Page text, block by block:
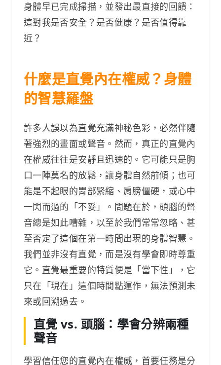
身體早已完成掃描，並發出最直接的回饋：
這對我是否安全？是否健康？是否值得靠
近？
什麼是直覺內在權威？身體
的智慧羅盤
許多人誤以為直覺充滿神秘色彩，必然伴隨
著強烈的畫面或聲音。然而，真正的直覺內
在權威往往是安靜且迅速的。它可能只是胸
口一陣莫名的放鬆，讓身體自然前傾；也可
能是不起眼的胃部緊縮、肩膀僵硬，或心中
一閃而過的「不妥」。問題在於，頭腦的聲
音總是如此嘈雜，以至於我們常常忽略、甚
至否定了這個在第一時間出現的身體智慧。
我們並非沒有直覺，而是沒有學會即時尊重
它。直覺最重要的特質便是「當下性」，它
只在「現在」這個時間點運作，無法預測未
來或回溯過去。
直覺 vs. 頭腦：學會分辨兩種
聲音
學習信任您的直覺內在權威，首要任務是分